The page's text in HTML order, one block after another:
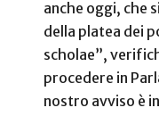
anche oggi, che
della platea dei
scholae”,
procedere in
nostro avviso è